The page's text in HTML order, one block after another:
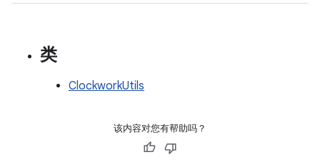
类
ClockworkUtils
该内容对您有帮助吗？